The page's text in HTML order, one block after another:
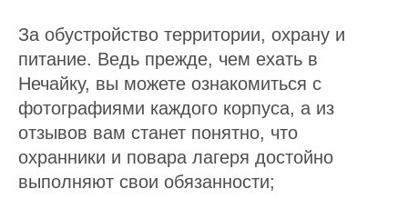
За обустройство территории, охрану и
питание. Ведь прежде, чем ехать в
Нечайку, вы можете ознакомиться с
фотографиями каждого корпуса, а из
отзывов вам станет понятно, что
охранники и повара лагеря достойно
выполняют свои обязанности;